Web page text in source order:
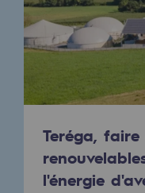
Transport
Savoir-faire
Exploitation
Stockage de
Teréga,
l'énergie